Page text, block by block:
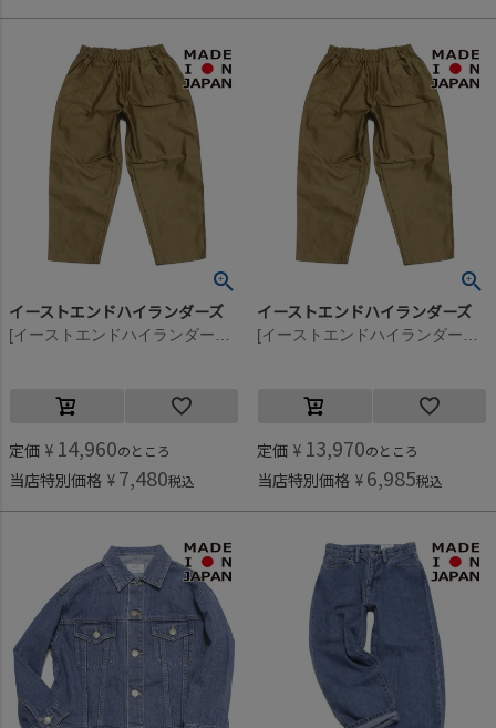
イーストエンドハイランダーズ
定価 ¥ 14,960のところ
当店特別価格 ¥ 7,480税込
イーストエンドハイランダーズ
定価 ¥ 13,970のところ
当店特別価格 ¥ 6,985税込